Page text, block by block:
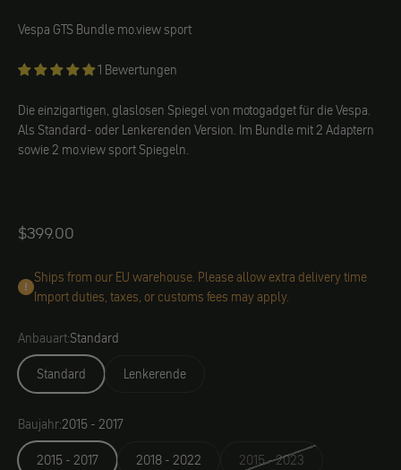
motogadget
Vespa GTS Bundle mo.view sport
1 Bewertungen
Die einzigartigen, glaslosen Spiegel von motogadget für die Vespa.
Als Standard- oder Lenkerenden Version. Im Bundle mit 2 Adaptern
sowie 2 mo.view sport Spiegeln.
Angebot
$399.00
Ships from our EU warehouse. Please allow extra delivery time
Import duties, taxes, or customs fees may apply.
Anbauart:Standard
Standard
Lenkerende
Baujahr:2015 - 2017
2015 - 2017
2018 - 2022 2015 - 2023